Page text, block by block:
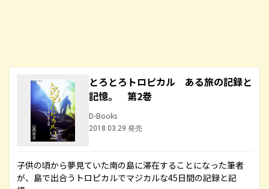
とろとろトロピカル ある旅の記録と
記憶。 第2巻
D-Books
2018.03.29 発売
子供の頃から夢見ていた南の島に滞在することになった筆者
が、島で出合うトロピカルでマジカルな45日間の記録と記